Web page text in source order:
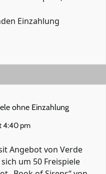
Einzahlung
ohne Einzahlung
4:40 pm
Angebot von Verde
um 50 Freispiele